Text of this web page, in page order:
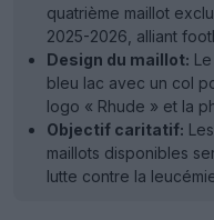
quatrième maillot
2025-2026, alliant
Design du maillot:
bleu lac avec un col
logo « Rhude » et la
Objectif caritatif:
maillots disponibles
lutte contre la